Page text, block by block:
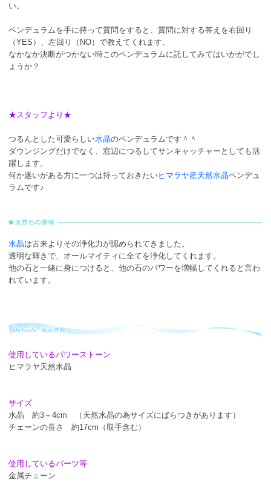
い。
ペンデュラムを手に持って質問をすると、質問に対する答えを右回り
（YES）、左回り（NO）で教えてくれます。
なかなか決断がつかない時このペンデュラムに託してみてはいかがでし
ょうか？
★スタッフより★
つるんとした可愛らしい水晶のペンデュラムです＾＾
ダウンジングだけでなく、窓辺につるしてサンキャッチャーとしても活
躍します。
何か迷いがある方に一つは持っておきたいヒマラヤ産天然水晶ペンデュ
ラムです♪
水晶は古来よりその浄化力が認められてきました。
透明な輝きで、オールマイティに全てを浄化してくれます。
他の石と一緒に身につけると、他の石のパワーを増幅してくれると言わ
れています。
使用しているパワーストーン
ヒマラヤ天然水晶
サイズ
水晶 約3～4cm （天然水晶の為サイズにばらつきがあります）
チェーンの長さ 約17cm（取手含む）
使用しているパーツ等
金属チェーン